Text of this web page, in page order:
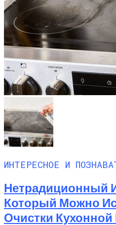
ИНТЕРЕСНОЕ И
Нетрадиционный
Который Можно
Очистки